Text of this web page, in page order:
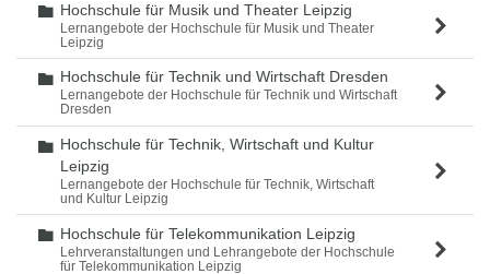
Ordner
Hochschule für Musik und Theater Leipzig
Lernangebote der Hochschule für Musik und Theater
Leipzig
Ordner
Hochschule für Technik und Wirtschaft Dresden
Lernangebote der Hochschule für Technik und Wirtschaft
Dresden
Ordner
Hochschule für Technik, Wirtschaft und Kultur
Leipzig
Lernangebote der Hochschule für Technik, Wirtschaft
und Kultur Leipzig
Ordner
Hochschule für Telekommunikation Leipzig
Lehrveranstaltungen und Lehrangebote der Hochschule
für Telekommunikation Leipzig